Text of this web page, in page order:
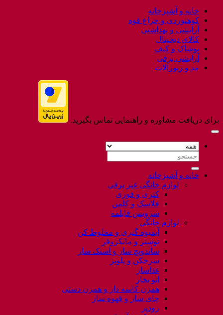
خانه و آشپزخانه
کوهنوردی و چراغ قوه
آرایشی و بهداشتی
کالای دیجیتال
پوشاک و کیف
آرایشی برقی
مد و زیورآلات
برای دریافت مشاوره و راهنمایی تماس بگیرید.
جستجو
خانه و آشپزخانه
لوازم خانگی غیر برقی
کتری و قوری
فلاسک و کلمن
سرویس قابلمه
لوازم خانگی
آبمیوه گیری و مخلوط کن
توستر و مایکروفر
ساندویچ ساز و اسنک ساز
سرخکن و پلوپز
غذاساز
اتو بخار
همزن کاسه دار و همزن دستی
چای ساز و قهوه ساز
زودپز